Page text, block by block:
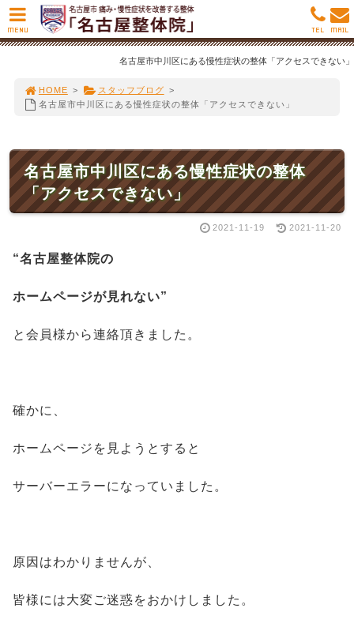
名古屋市中川区にある慢性症状の整体「アクセスできない」
HOME > スタッフブログ >
名古屋市中川区にある慢性症状の整体「アクセスできない」
名古屋市中川区にある慢性症状の整体
「アクセスできない」
2021-11-19 2021-11-20
“名古屋整体院の
ホームページが見れない”
と会員様から連絡頂きました。
確かに、
ホームページを見ようとすると
サーバーエラーになっていました。
原因はわかりませんが、
皆様には大変ご迷惑をおかけしました。
MENU MAIL
TEL